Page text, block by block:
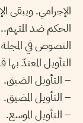
الإجرامي. ويبقى
الحكم ضد
النصوص في
التأويل المعتدّ
– التأويل الضيق.
– التأويل المضيق.
– التأويل الموسع.